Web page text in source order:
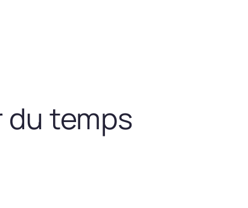
du temps